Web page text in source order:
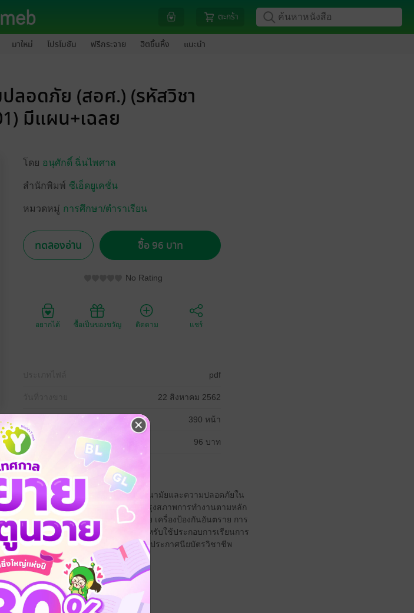
ตะกร้า
มาใหม่ โปรโมชัน ฟรีกระจาย ฮิตขึ้นหิ้ง แนะนำ
ลอดภัย (สอศ.) (รหัสวิชา
มีแผน+เฉลย
โดย อนุศักดิ์ ฉิ่นไพศาล
สำนักพิมพ์ ซีเอ็ดยูเคชั่น
หมวดหมู่ การศึกษา/ตำราเรียน
ทดลองอ่าน ซื้อ 96 บาท
No Rating
อยากได้ ซื้อเป็นของขวัญ ติดตาม แชร์
pdf
22 สิงหาคม 2562
390 หน้า
ราคาปก 96 บาท
เล่มนี้ มีเนื้อหาประกอบด้วย หลักอาชีวอนามัยและความปลอดภัยใน
ำงานและการควบคุมป้องกัน การปรับปรุงสภาพการทำงานตามหลัก
เครื่องหมายและสัญลักษณ์ความปลอดภัย เครื่องป้องกันอันตราย การ
ชีวอนามัยและความปลอดภัย เหมาะสำหรับใช้ประกอบการเรียนการ
พื้นฐาน วิชาชีพพื้นฐาน ตรงตามหลักสูตรประกาศนียบัตรวิชาชีพ
ระทรวงศึกษาธิการ